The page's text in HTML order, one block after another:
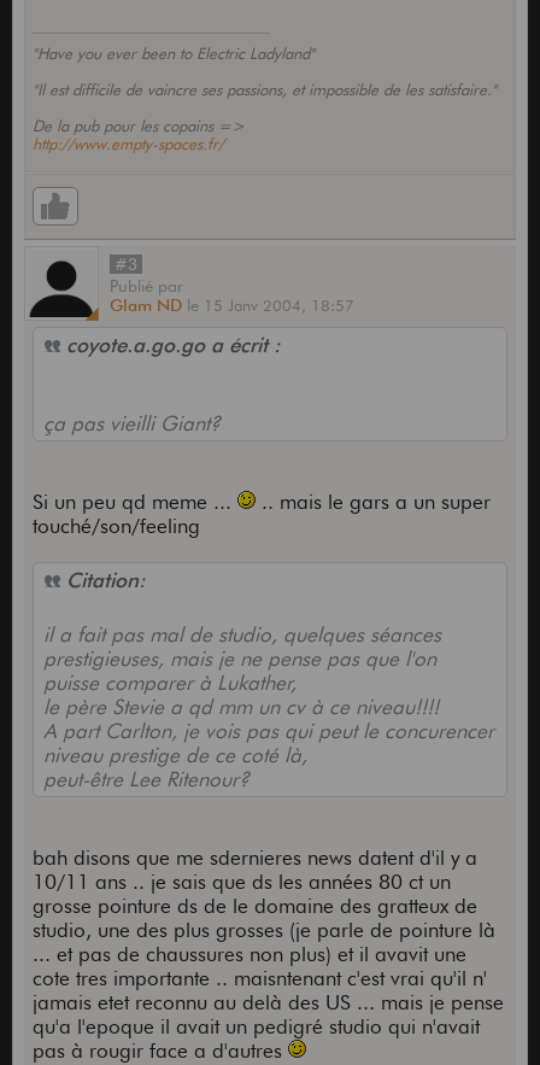
"Have you ever been to Electric Ladyland"
"Il est difficile de vaincre ses passions, et impossible de les satisfaire."
De la pub pour les copains =>
http://www.empty-spaces.fr/
#3
Publié par
Glam ND le 15 Janv 2004, 18:57
coyote.a.go.go a écrit :
ça pas vieilli Giant?
Si un peu qd meme ...
.. mais le gars a un super
touché/son/feeling
Citation:
il a fait pas mal de studio, quelques séances
prestigieuses, mais je ne pense pas que l'on
puisse comparer à Lukather,
le père Stevie a qd mm un cv à ce niveau!!!!
A part Carlton, je vois pas qui peut le concurencer
niveau prestige de ce coté là,
peut-être Lee Ritenour?
bah disons que me sdernieres news datent d'il y a
10/11 ans .. je sais que ds les années 80 ct un
grosse pointure ds de le domaine des gratteux de
studio, une des plus grosses (je parle de pointure là
... et pas de chaussures non plus) et il avavit une
cote tres importante .. maisntenant c'est vrai qu'il n'
jamais etet reconnu au delà des US ... mais je pense
qu'a l'epoque il avait un pedigré studio qui n'avait
pas à rougir face a d'autres